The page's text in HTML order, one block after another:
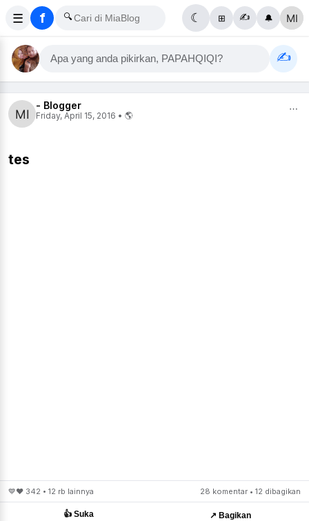
☰ f 🔍 ☾ ⊞ ✍️ 🔔
Apa yang anda pikirkan, PAPAHQIQI? ✍️
- Blogger
Friday, April 15, 2016 • 🌎
⋯
tes
💙❤️ 342 • 12 rb lainnya 28 komentar • 12 dibagikan
👍 Suka ↗️ Bagikan